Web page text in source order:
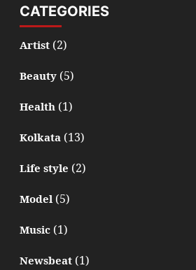
CATEGORIES
Artist(2)
Beauty(5)
Health(1)
Kolkata(13)
Life style (2)
Model(5)
Music(1)
Newsbeat(1)